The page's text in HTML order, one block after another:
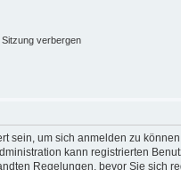
verbergen
sein, um sich anmelden zu
kann registrierten
Regelungen, bevor Sie sich